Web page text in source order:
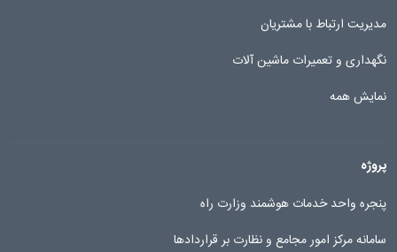
مدیریت ارتباط با مشتریان
نگهداری و تعمیرات ماشین آلات
نمایش همه
پروژه
پنجره واحد خدمات هوشمند وزارت راه
سامانه مرکز امور مجامع و نظارت بر قراردادها